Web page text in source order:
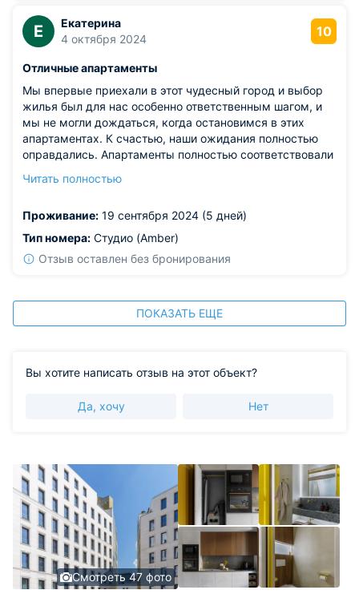
Е
Екатерина
4 октября 2024
10
Отличные апартаменты
Мы впервые приехали в этот чудесный город и выбор
жилья был для нас особенно ответственным шагом, и
мы не могли дождаться, когда остановимся в этих
апартаментах. К счастью, наши ожидания полностью
оправдались. Апартаменты полностью соответствовали
отличалась высоким качеством, стильным дизайном и
полон ярких впечатлений, и мы с радостью
рекомендуем эти апартаменты.
Читать полностью
Проживание: 19 сентября 2024 (5 дней)
Тип номера: Студио (Amber)
Отзыв оставлен без бронирования
ПОКАЗАТЬ ЕЩЕ
Вы хотите написать отзыв на этот объект?
Да, хочу Нет
Смотреть 47 фото